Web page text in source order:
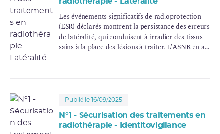
Les événements significatifs de radioprotection
(ESR) déclarés montrent la persistance des erreurs
de latéralité, qui conduisent à irradier des tissus
sains à la place des lésions à traiter. L’ASNR en a
la prévention de ce type d’erreur.
Publié le 16/09/2025
N°1 - Sécurisation des traitements en
radiothérapie - Identitovigilance